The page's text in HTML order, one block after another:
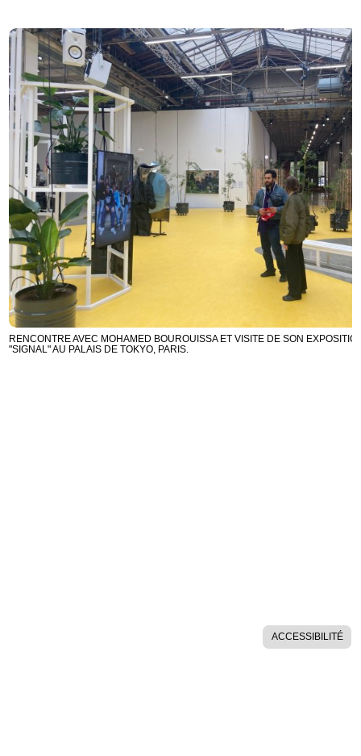
RENCONTRE AVEC MOHAMED BOUROUISSA ET VISITE DE SON
"SIGNAL" AU PALAIS DE TOKYO, PARIS.
ACCESSIBILITÉ